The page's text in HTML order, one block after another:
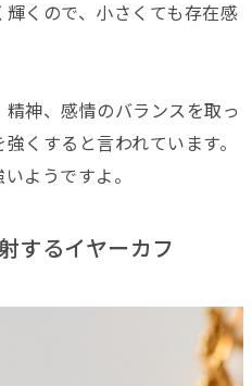
くので、小さくても存在感
神、感情のバランスを取っ
くすると言われています。
ようですよ。
するイヤーカフ